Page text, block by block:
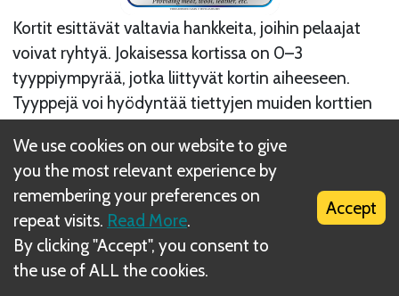
Kortit esittävät valtavia hankkeita, joihin pelaajat
voivat ryhtyä. Jokaisessa kortissa on 0–3
tyyppiympyrää, jotka liittyvät kortin aiheeseen.
Tyyppejä voi hyödyntää tiettyjen muiden korttien
se maksaa 3 M€. Kortin pelaaminen kädestä
pöytään toimintovaiheessa on vaihtelevan
hintaista. Tämä symboli tarkoittaa, että saat nostaa
kortin käteesi ilmaiseksi.
Next
We use cookies on our website to give
you the most relevant experience by
remembering your preferences on
repeat visits. Read More.
By clicking "Accept", you consent to
the use of ALL the cookies.
Accept